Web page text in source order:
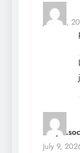
June 17,
July 9,